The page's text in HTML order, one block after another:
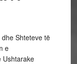
Shteteve të
e
Ushtarake